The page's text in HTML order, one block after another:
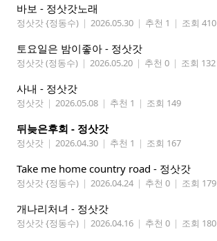
바보 - 정삿갓노래
정삿갓 {정동수) | 2026.05.30 | 추천 1 | 조회 410
토요일은 밤이좋아 - 정삿갓
정삿갓 (정동수) | 2026.05.20 | 추천 0 | 조회 132
사내 - 정삿갓
정삿갓 | 2026.05.08 | 추천 1 | 조회 149
뒤늦은후회 - 정삿갓
정삿갓 | 2026.04.30 | 추천 1 | 조회 167
Take me home country road - 정삿갓
정삿갓 {정동수) | 2026.04.24 | 추천 0 | 조회 179
개나리처녀 - 정삿갓
정삿갓 {정동수) | 2026.04.16 | 추천 0 | 조회 180